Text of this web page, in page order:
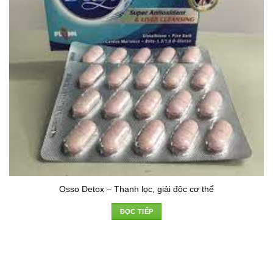
Osso Detox – Thanh lọc, giải độc cơ thể
ĐỌC TIẾP